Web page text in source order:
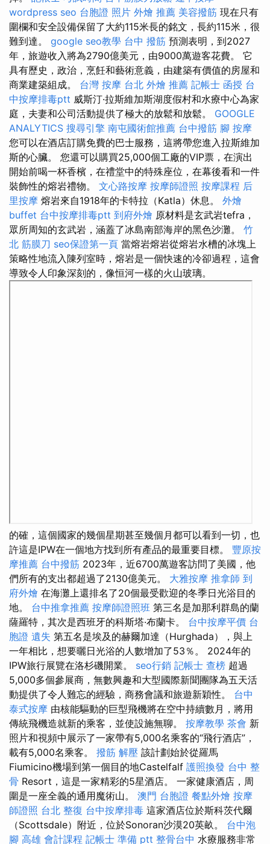
wordpress seo 台胞證 照片 外燴 推薦 美容撥筋 現在只有
圍欄和安全設備保留了大約115米長的銘文，長約115米，很
難到達。 google seo教學 台中 撥筋 預測表明，到2027
年，旅遊收入將為2790億美元，由9000萬遊客花費。 它
具有歷史，政治，烹飪和藝術意義，由建築有價值的房屋和
商業建築組成。 台灣 按摩 台北 外燴 推薦 記帳士 函授 台
中按摩排毒ptt 威斯汀·拉斯維加斯湖度假村和水療中心為家
庭，夫妻和公司活動提供了極大的放鬆和放鬆。 GOOGLE
ANALYTICS 搜尋引擎 南屯國術館推薦 台中撥筋 腳 按摩
您可以在酒店訂購免費的巴士服務，這將帶您進入拉斯維加
斯的心臟。 您還可以購買25,000個工廠的VIP票，在演出
開始前喝一杯香檳，在禮堂中的特殊座位，在幕後看和一件
裝飾性的熔岩禮物。 文心路按摩 按摩師證照 按摩課程 后
里按摩 熔岩來自1918年的卡特拉（Katla）休息。 外燴
buffet 台中按摩排毒ptt 到府外燴 原材料是玄武岩tefra，
眾所周知的玄武岩，涵蓋了冰島南部海岸的黑色沙灘。 竹
北 筋膜刀 seo保證第一頁 當熔岩熔岩從熔岩水槽的冰塊上
策略性地流入陳列室時，熔岩是一個快速的冷卻過程，這會
導致令人印象深刻的，像恒河一樣的火山玻璃。
的確，這個國家的幾個星期甚至幾個月都可以看到一切，也
許這是IPW在一個地方找到所有產品的最重要目標。 豐原按
摩推薦 台中撥筋 2023年，近6700萬遊客訪問了美國，他
們所有的支出都超過了2130億美元。 大雅按摩 推拿師 到
府外燴 在海灘上還排名了20個最受歡迎的冬季日光浴目的
地。 台中推拿推薦 按摩師證照班 第三名是加那利群島的蘭
薩羅特，其次是西班牙的科斯塔·布蘭卡。 台中按摩平價 台
胞證 遺失 第五名是埃及的赫爾加達（Hurghada），與上
一年相比，想要曬日光浴的人數增加了53％。 2024年的
IPW旅行展覽在洛杉磯開業。 seo行銷 記帳士 查榜 超過
5,000多個參展商，無數興趣和大型國際新聞團隊為五天活
動提供了令人難忘的經驗，商務會議和旅遊新穎性。 台中
泰式按摩 由核能驅動的巨型飛機將在空中持續數月，將用
傳統飛機造就新的乘客，並使設施無聊。 按摩教學 茶會 新
照片和視頻中展示了一家帶有5,000名乘客的“飛行酒店”，
載有5,000名乘客。 撥筋 解壓 該計劃始於從羅馬
Fiumicino機場到第一個目的地Castelfalf 護照換發 台中 整
骨 Resort，這是一家精彩的5星酒店。 一家健康酒店，周
圍是一座全義的通用魔術山。 澳門 台胞證 餐點外燴 按摩
師證照 台北 整復 台中按摩排毒 這家酒店位於斯科茨代爾
（Scottsdale）附近，位於Sonoran沙漠20英畝。 台中泡
腳 高雄 會計課程 記帳士 準備 ptt 整骨台中 水療服務非常